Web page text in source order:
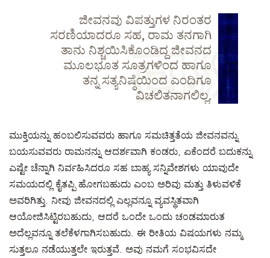
ಜೀವನವು ವಿಪತ್ತುಗಳ ನಿರಂತರ
ಸರಣಿಯಾದರೂ ಸಹ, ರಾಮ ತನಗಾಗಿ
ತಾನು ನಿಶ್ಚಯಿಸಿಕೊಂಡಿದ್ದ ಜೀವನದ
ಮೂಲಭೂತ ಸೂತ್ರಗಳಿಂದ ಹಾಗೂ
ತನ್ನ ಸತ್ಯನಿಷ್ಠೆಯಿಂದ ಎಂದಿಗೂ
ವಿಚಲಿತನಾಗಲಿಲ್ಲ.
ಮುಕ್ತಿಯನ್ನು ಹಂಬಲಿಸುವವರು ಹಾಗೂ ಸಮಚಿತ್ತತೆಯ ಜೀವನವನ್ನು
ಬಯಸುವವರು ರಾಮನನ್ನು ಆದರ್ಶವಾಗಿ ಕಂಡರು, ಏಕೆಂದರೆ ಬದುಕನ್ನು
ಎಷ್ಟೇ ಚೆನ್ನಾಗಿ ನಿರ್ವಹಿಸಿದರೂ ಸಹ ಬಾಹ್ಯ ಸನ್ನಿವೇಶಗಳು ಯಾವುದೇ
ಸಮಯದಲ್ಲಿ ಕೈತಪ್ಪಿ ಹೋಗಬಹುದು ಎಂಬ ಅರಿವು ಮತ್ತು ತಿಳುವಳಿಕೆ
ಅವರಿಗಿತ್ತು. ನೀವು ಜೀವನದಲ್ಲಿ ಎಲ್ಲವನ್ನೂ ವ್ಯವಸ್ಥಿತವಾಗಿ
ಆಯೋಜಿಸಿಟ್ಟಿರಬಹುದು, ಆದರೆ ಒಂದೇ ಒಂದು ಚಂಡಮಾರುತ
ಅದೆಲ್ಲವನ್ನೂ ತಲೆಕೆಳಗಾಗಿಸಬಹುದು. ಈ ರೀತಿಯ ವಿಷಯಗಳು ನಮ್ಮ
ಸುತ್ತಲೂ ನಡೆಯುತ್ತಲೇ ಇರುತ್ತವೆ. ಅವು ನಮಗೆ ಸಂಭವಿಸದೇ